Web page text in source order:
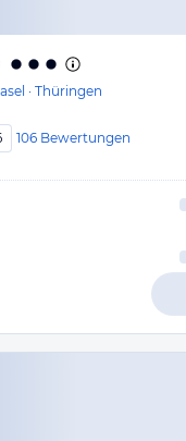
· Thüringen
106 Bewertungen